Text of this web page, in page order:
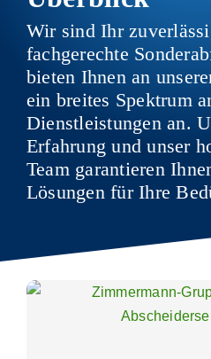
Wir sind Ihr
fachgerechte
bieten Ihnen an
ein breites Spektrum
Dienstleistungen an.
Erfahrung und unser
Team garantieren
Lösungen für Ihre